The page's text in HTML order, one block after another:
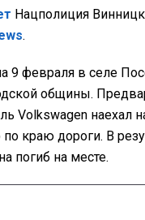
Нацполиция
.
9 февраля в селе
общины.
Volkswagen наехал
краю дороги. В
погиб на месте.